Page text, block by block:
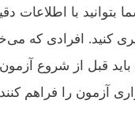
بتوانید با اطلاعات
کنید. افرادی که
قبل از شروع
آزمون را فراهم کنند.